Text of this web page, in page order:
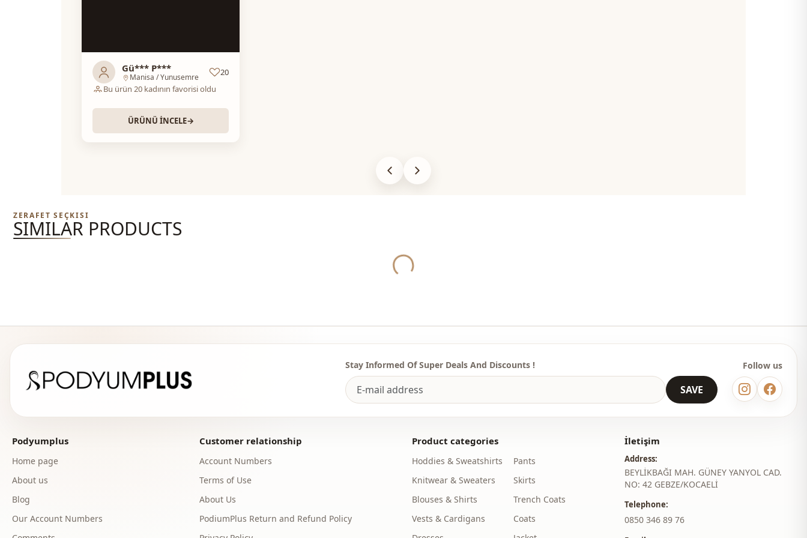
Gü*** P***
Manisa / Yunusemre
20
Bu ürün 20 kadının favorisi oldu
ÜRÜNÜ İNCELE→
ZERAFET SEÇKISI
SIMILAR PRODUCTS
Yukleniyor...
Stay Informed Of Super Deals And Discounts !
SAVE
Follow us
Podyumplus
Home page
About us
Blog
Our Account Numbers
Customer relationship
Account Numbers
Terms of Use
About Us
PodiumPlus Return and Refund Policy
Product categories
Hoddies & Sweatshirts
Knitwear & Sweaters
Blouses & Shirts
Vests & Cardigans
Pants
Skirts
Trench Coats
Coats
İletişim
Address:
BEYLİKBAĞI MAH. GÜNEY YANYOL CAD.
NO: 42 GEBZE/KOCAELİ
Telephone:
‎0850 346 89 76